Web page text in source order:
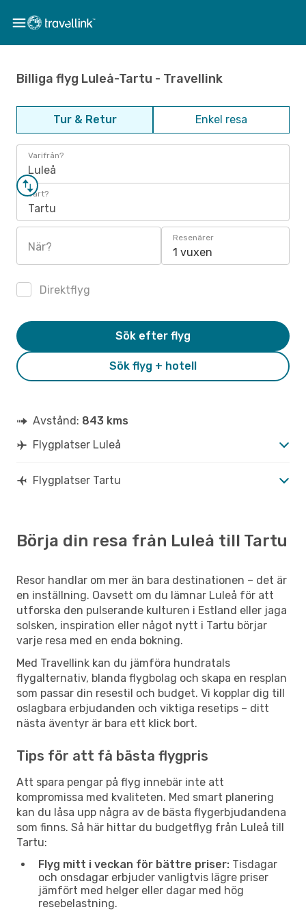
Billiga flyg Luleå-Tartu - Travellink
Tur & Retur Enkel resa
Varifrån?
Luleå
Vart?
Tartu
När?
Resenärer
1 vuxen
Direktflyg
Sök flyg + hotell
Sök efter flyg
Avstånd: 843 kms
Flygplatser Luleå
Flygplatser Tartu
Börja din resa från Luleå till Tartu
Resor handlar om mer än bara destinationen – det är
en inställning. Oavsett om du lämnar Luleå för att
utforska den pulserande kulturen i Estland eller jaga
solsken, inspiration eller något nytt i Tartu börjar
varje resa med en enda bokning.
Med Travellink kan du jämföra hundratals
flygalternativ, blanda flygbolag och skapa en resplan
som passar din resestil och budget. Vi kopplar dig till
oslagbara erbjudanden och viktiga resetips – ditt
nästa äventyr är bara ett klick bort.
Tips för att få bästa flygpris
Att spara pengar på flyg innebär inte att
kompromissa med kvaliteten. Med smart planering
kan du låsa upp några av de bästa flygerbjudandena
som finns. Så här hittar du budgetflyg från Luleå till
Tartu:
Flyg mitt i veckan för bättre priser: Tisdagar
och onsdagar erbjuder vanligtvis lägre priser
jämfört med helger eller dagar med hög
resebelastning.